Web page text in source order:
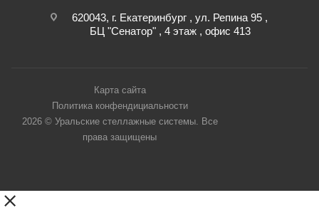
620043, г. Екатеринбург , ул. Репина 95 ,
БЦ "Сенатор" , 4 этаж , офис 413
Карта сайта
Политика конфендициальности
2026 © Уральские стеллажные системы. Все
права защищены